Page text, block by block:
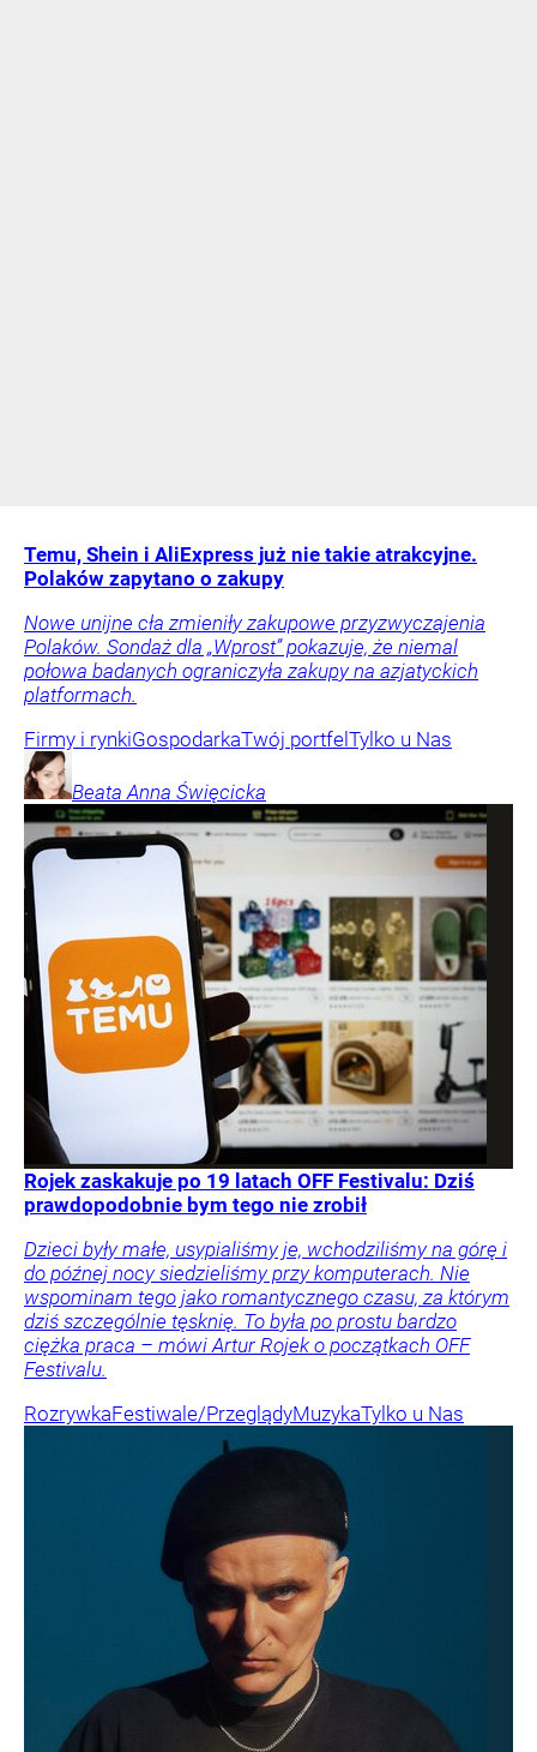
Temu, Shein i AliExpress już nie takie atrakcyjne.
Polaków zapytano o zakupy
Nowe unijne cła zmieniły zakupowe przyzwyczajenia
Polaków. Sondaż dla „Wprost” pokazuje, że niemal
połowa badanych ograniczyła zakupy na azjatyckich
platformach.
Firmy i rynkiGospodarkaTwój portfel Tylko u Nas
Beata Anna Święcicka
Rojek zaskakuje po 19 latach OFF Festivalu: Dziś
prawdopodobnie bym tego nie zrobił
Dzieci były małe, usypialiśmy je, wchodziliśmy na górę i
do późnej nocy siedzieliśmy przy komputerach. Nie
wspominam tego jako romantycznego czasu, za którym
dziś szczególnie tęsknię. To była po prostu bardzo
ciężka praca – mówi Artur Rojek o początkach OFF
Festivalu.
RozrywkaFestiwale/PrzeglądyMuzykaTylko u Nas